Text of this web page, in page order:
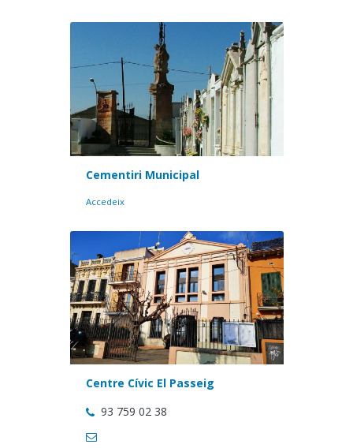
Cementiri Municipal
Accedeix
Centre Cívic El Passeig
93 759 02 38